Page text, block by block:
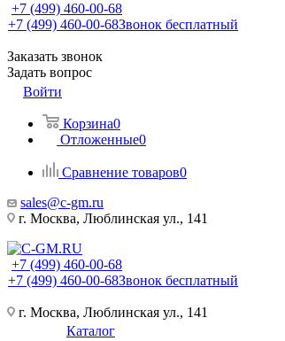
+7 (499) 460-00-68
+7 (499) 460-00-68Звонок бесплатный
Заказать звонок
Задать вопрос
Войти
Корзина0
Отложенные0
Сравнение товаров0
sales@c-gm.ru
г. Москва, Люблинская ул., 141
+7 (499) 460-00-68
+7 (499) 460-00-68Звонок бесплатный
г. Москва, Люблинская ул., 141
Каталог